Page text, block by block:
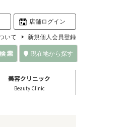
店舗ログイン
いて 新規個人会員登録
現在地から探す
美容クリニック
Beauty Clinic